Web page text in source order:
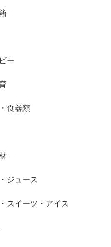
ー
食器類
ジュース
スイーツ・アイス